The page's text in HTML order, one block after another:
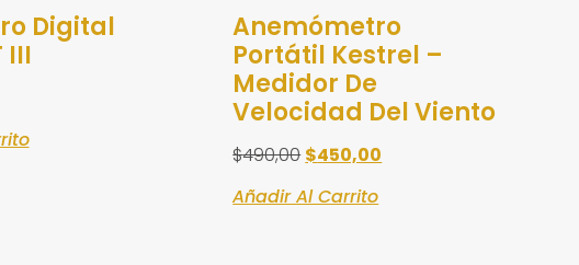
Digital
III
Anemómetro
Portátil Kestrel –
Medidor De
Velocidad Del Viento
$490,00 $450,00
Añadir Al Carrito